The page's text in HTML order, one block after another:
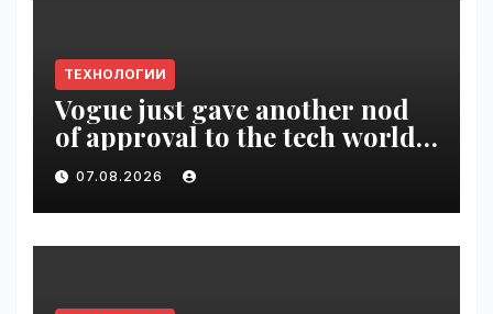
ТЕХНОЛОГИИ
Vogue just gave another nod
of approval to the tech world |
VseTime.ru
07.08.2026